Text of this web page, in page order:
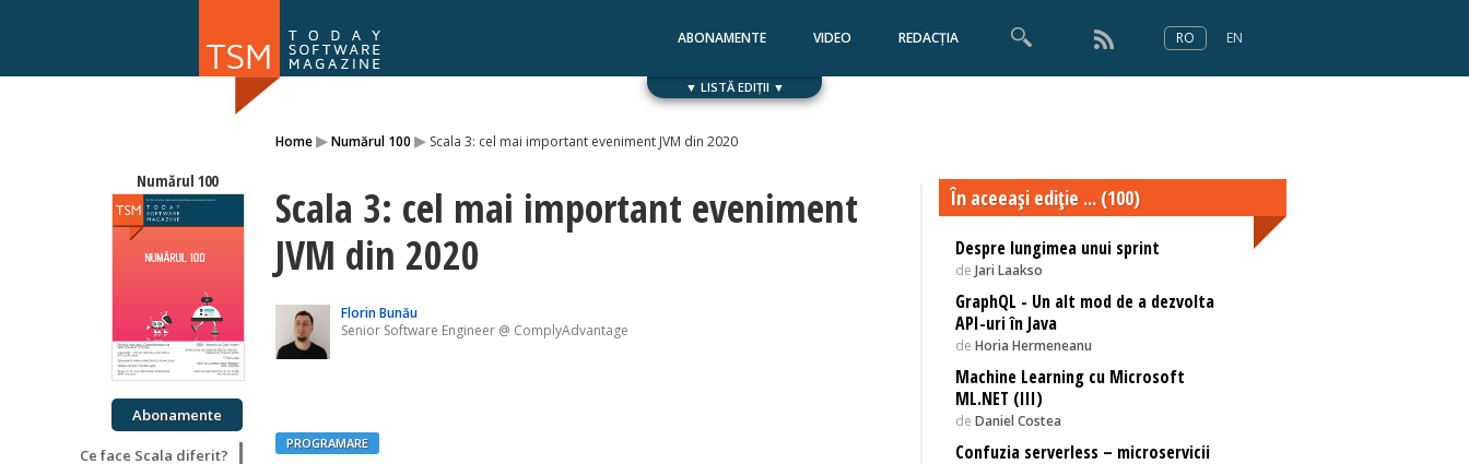
ABONAMENTE VIDEO REDACȚIA RO EN
▼ LISTĂ EDIȚII ▼
Home▸Numărul 100 ▸ Scala 3: cel mai important eveniment JVM din 2020
Numărul 100
Abonamente
Ce face Scala diferit?
Scala 3: cel mai important eveniment
JVM din 2020
Florin Bunău
Senior Software Engineer @ ComplyAdvantage
PROGRAMARE
În aceeaşi ediţie ... (100)
Despre lungimea unui sprint
de Jari Laakso
GraphQL - Un alt mod de a dezvolta
API-uri în Java
de Horia Hermeneanu
Machine Learning cu Microsoft
ML.NET (III)
de Daniel Costea
Confuzia serverless – microservicii